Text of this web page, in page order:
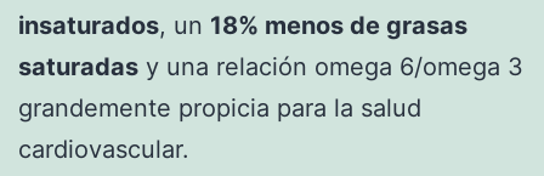
insaturados, un 18% menos de grasas
saturadas y una relación omega 6/omega 3
grandemente propicia para la salud
cardiovascular.